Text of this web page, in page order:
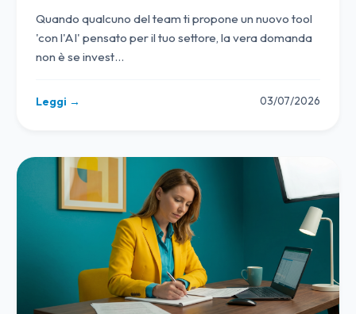
Quando qualcuno del team ti propone un nuovo tool
'con l'AI' pensato per il tuo settore, la vera domanda
non è se invest…
Leggi → 03/07/2026